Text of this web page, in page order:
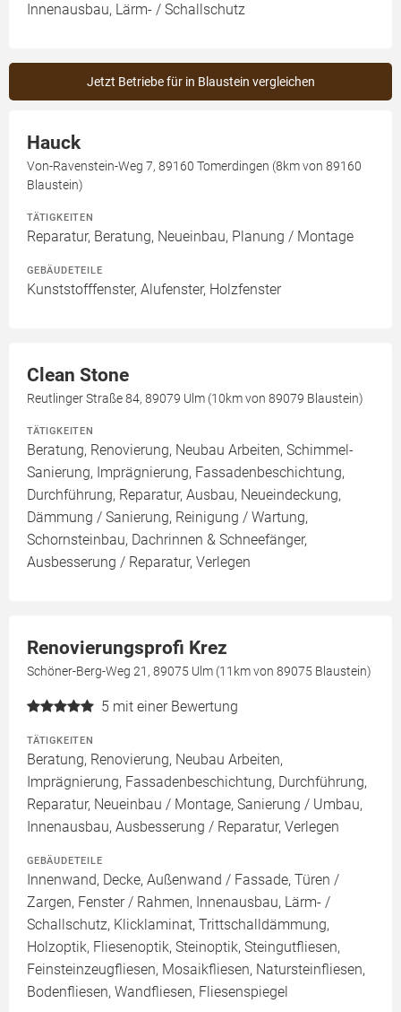
Innenausbau, Lärm- / Schallschutz
Jetzt Betriebe für in Blaustein vergleichen
Hauck
Von-Ravenstein-Weg 7, 89160 Tomerdingen (8km von 89160
Blaustein)
TÄTIGKEITEN
Reparatur, Beratung, Neueinbau, Planung / Montage
GEBÄUDETEILE
Kunststofffenster, Alufenster, Holzfenster
Clean Stone
Reutlinger Straße 84, 89079 Ulm (10km von 89079 Blaustein)
TÄTIGKEITEN
Beratung, Renovierung, Neubau Arbeiten, Schimmel-
Sanierung, Imprägnierung, Fassadenbeschichtung,
Durchführung, Reparatur, Ausbau, Neueindeckung,
Dämmung / Sanierung, Reinigung / Wartung,
Schornsteinbau, Dachrinnen & Schneefänger,
Ausbesserung / Reparatur, Verlegen
Renovierungsprofi Krez
Schöner-Berg-Weg 21, 89075 Ulm (11km von 89075 Blaustein)
5 mit einer Bewertung
TÄTIGKEITEN
Beratung, Renovierung, Neubau Arbeiten,
Imprägnierung, Fassadenbeschichtung, Durchführung,
Reparatur, Neueinbau / Montage, Sanierung / Umbau,
Innenausbau, Ausbesserung / Reparatur, Verlegen
GEBÄUDETEILE
Innenwand, Decke, Außenwand / Fassade, Türen /
Zargen, Fenster / Rahmen, Innenausbau, Lärm- /
Schallschutz, Klicklaminat, Trittschalldämmung,
Holzoptik, Fliesenoptik, Steinoptik, Steingutfliesen,
Feinsteinzeugfliesen, Mosaikfliesen, Natursteinfliesen,
Bodenfliesen, Wandfliesen, Fliesenspiegel